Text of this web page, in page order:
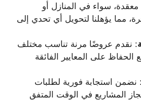
معقدة، سواء في المنازل أو
مما يؤهلنا لتحويل أي تحدي إلى
: نقدم عروضًا مرنة تناسب مختلف
الحفاظ على المعايير الفائقة
: نضمن استجابة فورية لطلبات
المشاريع في الوقت المتفق